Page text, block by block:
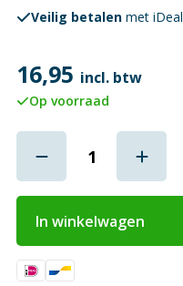
Veilig betalen met iDeal
16,95 incl. btw
Op voorraad
In winkelwagen